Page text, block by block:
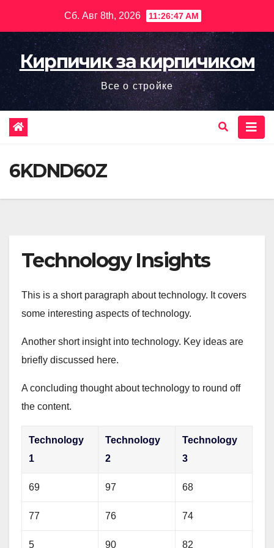
содержимому
Сб. Авг 8th, 2026 11:26:48 AM
Кирпичик за кирпичиком
Все о стройке
6KDND60Z
Technology Insights
This is a short paragraph about technology. It covers
some interesting aspects of technology.
Another short insight into technology. Key ideas are
briefly discussed here.
A concluding thought about technology to round off
the content.
Technology
1
Technology
2
Technology
3
69 97 68
77 76 74
5 90 82